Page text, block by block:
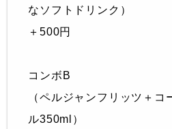
なソフトドリンク）
＋500円
コンボB
（ペルジャンフリッツ＋コ
ル350ml）